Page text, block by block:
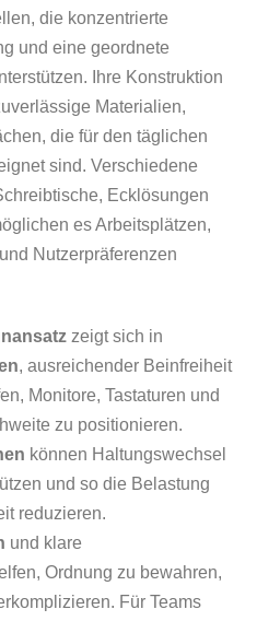
die konzentrierte
und eine geordnete
Ihre Konstruktion
Materialien,
die für den täglichen
sind. Verschiedene
Ecklösungen
es Arbeitsplätzen,
Nutzerpräferenzen
zeigt sich in
, ausreichender Beinfreiheit
Monitore, Tastaturen und
zu positionieren.
können Haltungswechsel
und so die Belastung
reduzieren.
und klare
Ordnung zu bewahren,
Für Teams